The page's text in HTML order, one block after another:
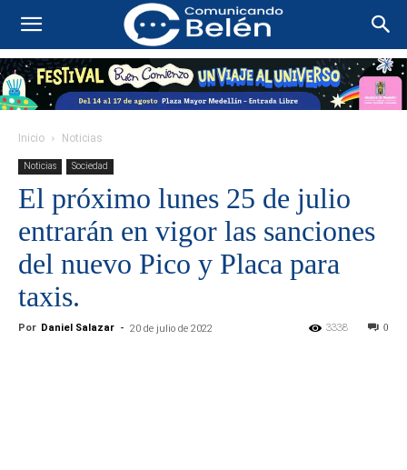
Inicio Noticias
Noticias Sociedad
El próximo lunes 25 de julio
entrarán en vigor las sanciones
del nuevo Pico y Placa para
taxis.
Por Daniel Salazar - 20 de julio de 2022 0
3338